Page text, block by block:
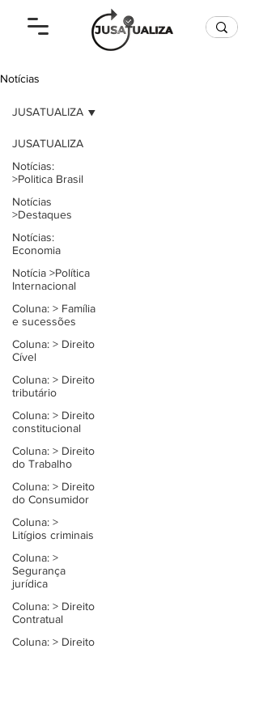
Notícias
JUSATUALIZA
Notícias:
>Politica Brasil
Notícias
>Destaques
Notícias:
Economia
Notícia >Política
Internacional
Coluna: > Família
e sucessões
Coluna: > Direito
Cível
Coluna: > Direito
tributário
Coluna: > Direito
constitucional
Coluna: > Direito
do Trabalho
Coluna: > Direito
do Consumidor
Coluna: >
Litígios criminais
Coluna: >
Segurança
jurídica
Coluna: > Direito
Contratual
Coluna: > Direito
JUSATUALIZA